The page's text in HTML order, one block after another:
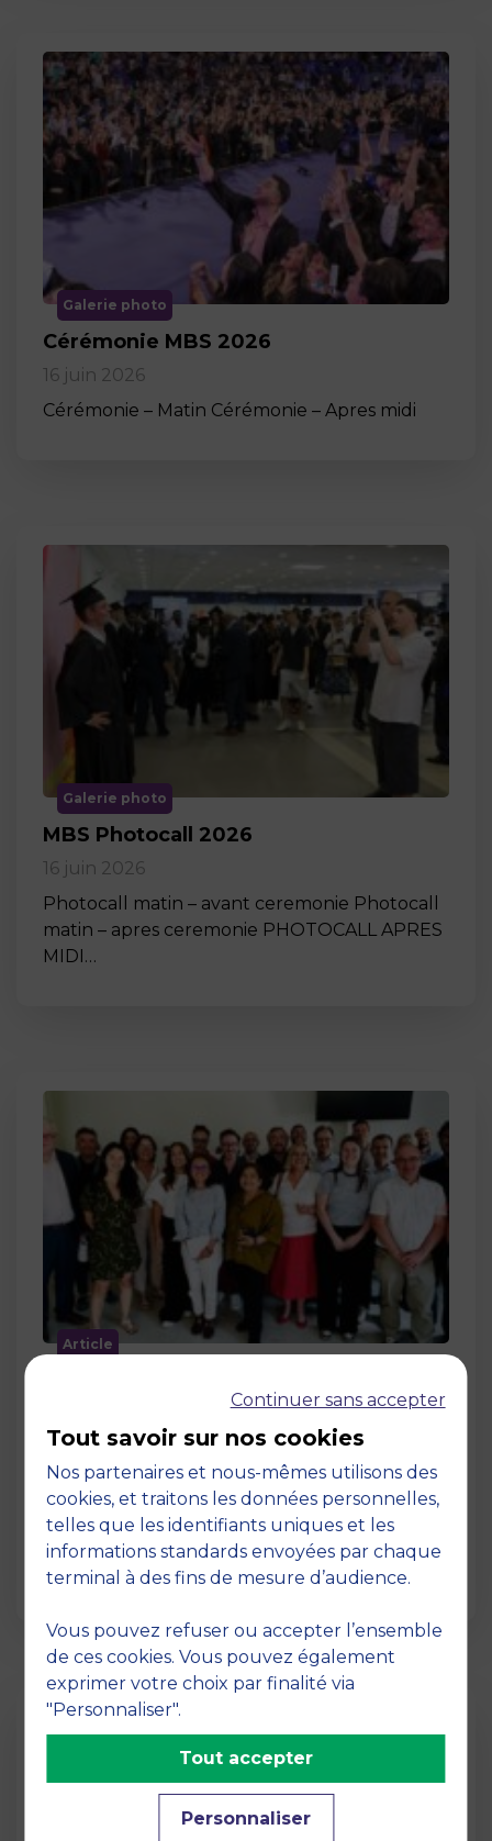
Galerie photo
Cérémonie MBS 2026
16 juin 2026
Cérémonie – Matin Cérémonie – Apres midi
Galerie photo
MBS Photocall 2026
16 juin 2026
Photocall matin – avant ceremonie Photocall
matin – apres ceremonie PHOTOCALL APRES
MIDI…
Article
de l’Économie Numérique 2026 : un
engagement au service de
l’innovation en occitanie
12 juin 2026
La semaine dernière, le campus de MBS
School of Business a ouvert ses portes aux
jurys des Trophées …
Continuer sans accepter
Tout savoir sur nos cookies
Nos partenaires et nous-mêmes utilisons des
cookies, et traitons les données personnelles,
telles que les identifiants uniques et les
informations standards envoyées par chaque
terminal à des fins de mesure d’audience.
Vous pouvez refuser ou accepter l’ensemble
de ces cookies. Vous pouvez également
exprimer votre choix par finalité via
"Personnaliser".
Personnaliser
Tout accepter